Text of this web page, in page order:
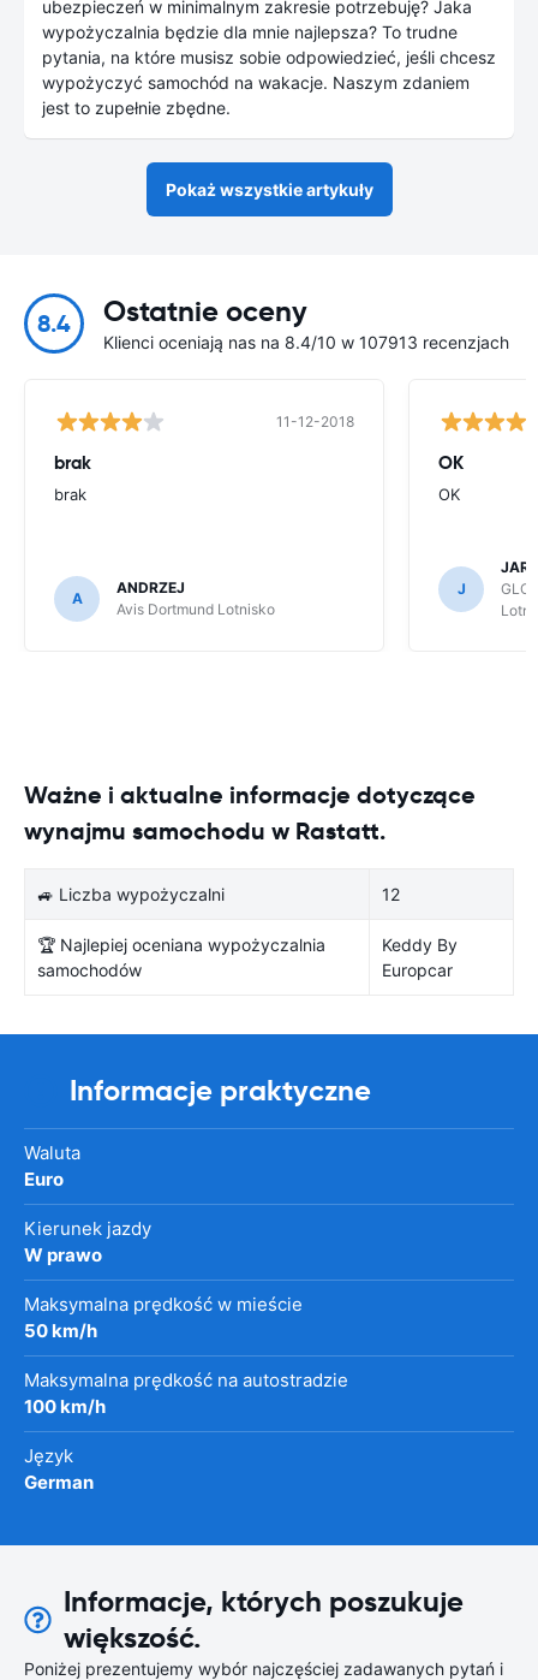
ubezpieczeń w minimalnym zakresie potrzebuję? Jaka
wypożyczalnia będzie dla mnie najlepsza? To trudne
pytania, na które musisz sobie odpowiedzieć, jeśli chcesz
wypożyczyć samochód na wakacje. Naszym zdaniem
jest to zupełnie zbędne.
Pokaż wszystkie artykuły
8.4 Ostatnie oceny
Klienci oceniają nas na 8.4/10 w 107913 recenzjach
11-12-2018
brak
brak
A
ANDRZEJ
Avis Dortmund Lotnisko
OK
OK
J
Ważne i aktualne informacje dotyczące
wynajmu samochodu w Rastatt.
🚙 Liczba wypożyczalni 12
🏆 Najlepiej oceniana wypożyczalnia
samochodów
Keddy By
Europcar
Informacje praktyczne
Waluta
Euro
Kierunek jazdy
W prawo
Maksymalna prędkość w mieście
50 km/h
Maksymalna prędkość na autostradzie
100 km/h
Język
German
Informacje, których poszukuje
większość.
Poniżej prezentujemy wybór najczęściej zadawanych pytań i